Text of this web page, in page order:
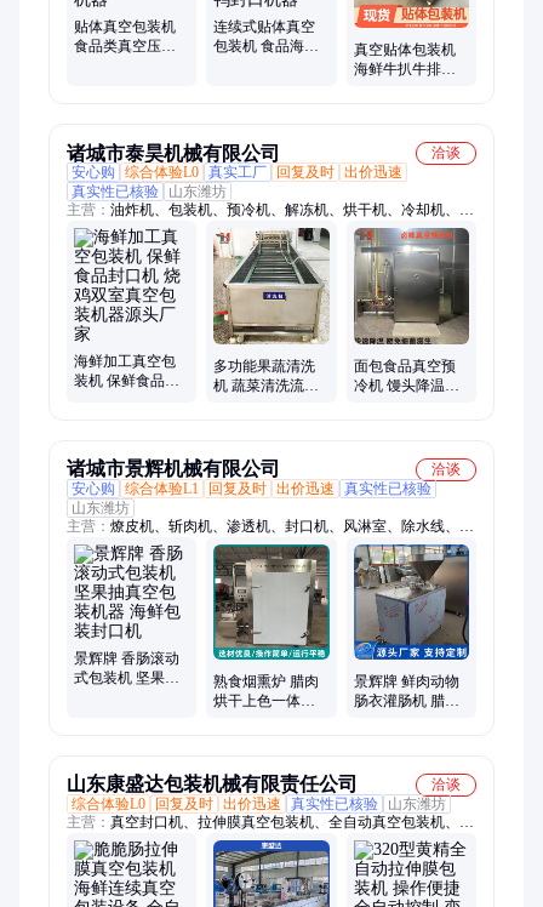
贴体真空包装机
食品类真空压口
连续式贴体真空
包装机 食品海鲜
真空贴体包装机
海鲜牛扒牛排包
诸城市泰昊机械有限公司
洽谈
安心购
综合体验L0 真实工厂 回复及时 出价迅速
真实性已核验
山东潍坊
主营： 油炸机、包装机、预冷机、解冻机、烘干机、冷却机、漂
烫机、速冻机、单冻机、杀菌机、鲜冻机、清洗机、冻干设备、
清洗设备、熟食冷却设备、化冻设备、肉类加工设备、速冻设
备、洗箱设备、杀菌设备、真空包装设备、解冻设备、风干机
海鲜加工真空包
装机 保鲜食品封
多功能果蔬清洗
机 蔬菜清洗流水
面包食品真空预
冷机 馒头降温冷
诸城市景辉机械有限公司
洽谈
安心购
综合体验L1 回复及时 出价迅速
真实性已核验
山东潍坊
主营： 燎皮机、斩肉机、渗透机、封口机、风淋室、除水线、肉
丸机、熏烤机、切丝机、切条机、采肉机、夹层锅、绞碎机、撩
毛机、切碎机、切丁机、绞切机、物料桶、燎毛机、拌馅机、辣
椒酱、分切机、搅拌机、斩泥机、杀青机
景辉牌 香肠滚动
式包装机 坚果抽
熟食烟熏炉 腊肉
烘干上色一体熏
景辉牌 鲜肉动物
肠衣灌肠机 腊肠
山东康盛达包装机械有限责任公司
洽谈
综合体验L0
回复及时 出价迅速 真实性已核验
山东潍坊
主营： 真空封口机、拉伸膜真空包装机、全自动真空包装机、真
空机